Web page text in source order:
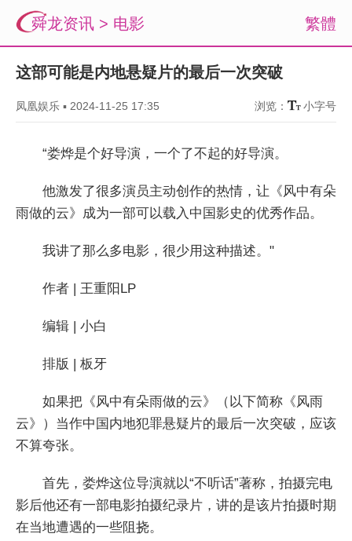
繁體
舜龙资讯 > 电影
这部可能是内地悬疑片的最后一次突破
凤凰娱乐 ▪ 2024-11-25 17:35 浏览： 小字号
“娄烨是个好导演，一个了不起的好导演。
他激发了很多演员主动创作的热情，让《风中有朵
雨做的云》成为一部可以载入中国影史的优秀作品。
我讲了那么多电影，很少用这种描述。"
作者 | 王重阳LP
编辑 | 小白
排版 | 板牙
如果把《风中有朵雨做的云》（以下简称《风雨
云》）当作中国内地犯罪悬疑片的最后一次突破，应该
不算夸张。
首先，娄烨这位导演就以“不听话”著称，拍摄完电
影后他还有一部电影拍摄纪录片，讲的是该片拍摄时期
在当地遭遇的一些阻挠。